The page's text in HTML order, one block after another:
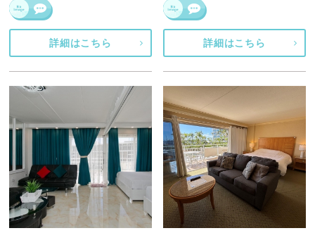
詳細はこちら 詳細はこちら